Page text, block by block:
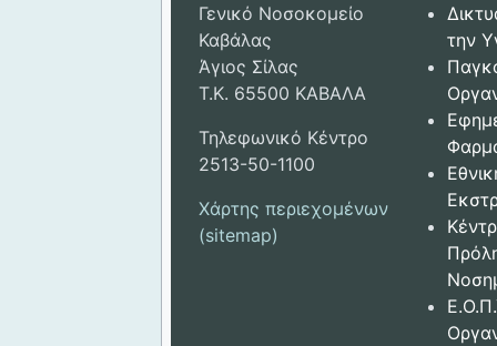
Γενικό Νοσοκομείο
Καβάλας
Άγιος Σίλας
Τ.Κ. 65500 ΚΑΒΑΛΑ
Τηλεφωνικό Κέντρο
2513-50-1100
Χάρτης περιεχομένων
(sitemap)
την